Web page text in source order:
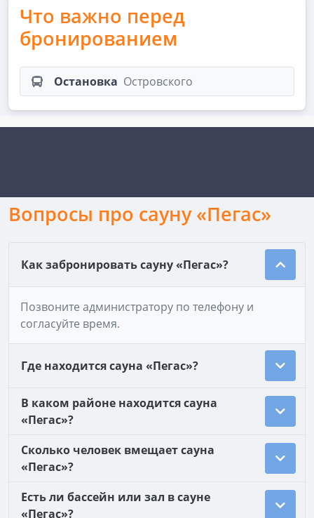
Что важно перед
бронированием
Остановка Островского
Вопросы про сауну «Пегас»
Как забронировать сауну «Пегас»?
Позвоните администратору по телефону и
согласуйте время.
Где находится сауна «Пегас»?
В каком районе находится сауна
«Пегас»?
Сколько человек вмещает сауна
«Пегас»?
Есть ли бассейн или зал в сауне
«Пегас»?